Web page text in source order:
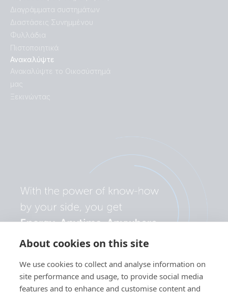
About cookies on this site
We use cookies to collect and analyse information on
site performance and usage, to provide social media
features and to enhance and customise content and
Ανακαλύψτε
Ανακαλύψτε το Οικοσύστημά
μας
Ξεκινώντας
Διαγράμματα συστημάτων
Διαστάσεις Συνημμένου
Φυλλάδια
Πιστοποιητικά